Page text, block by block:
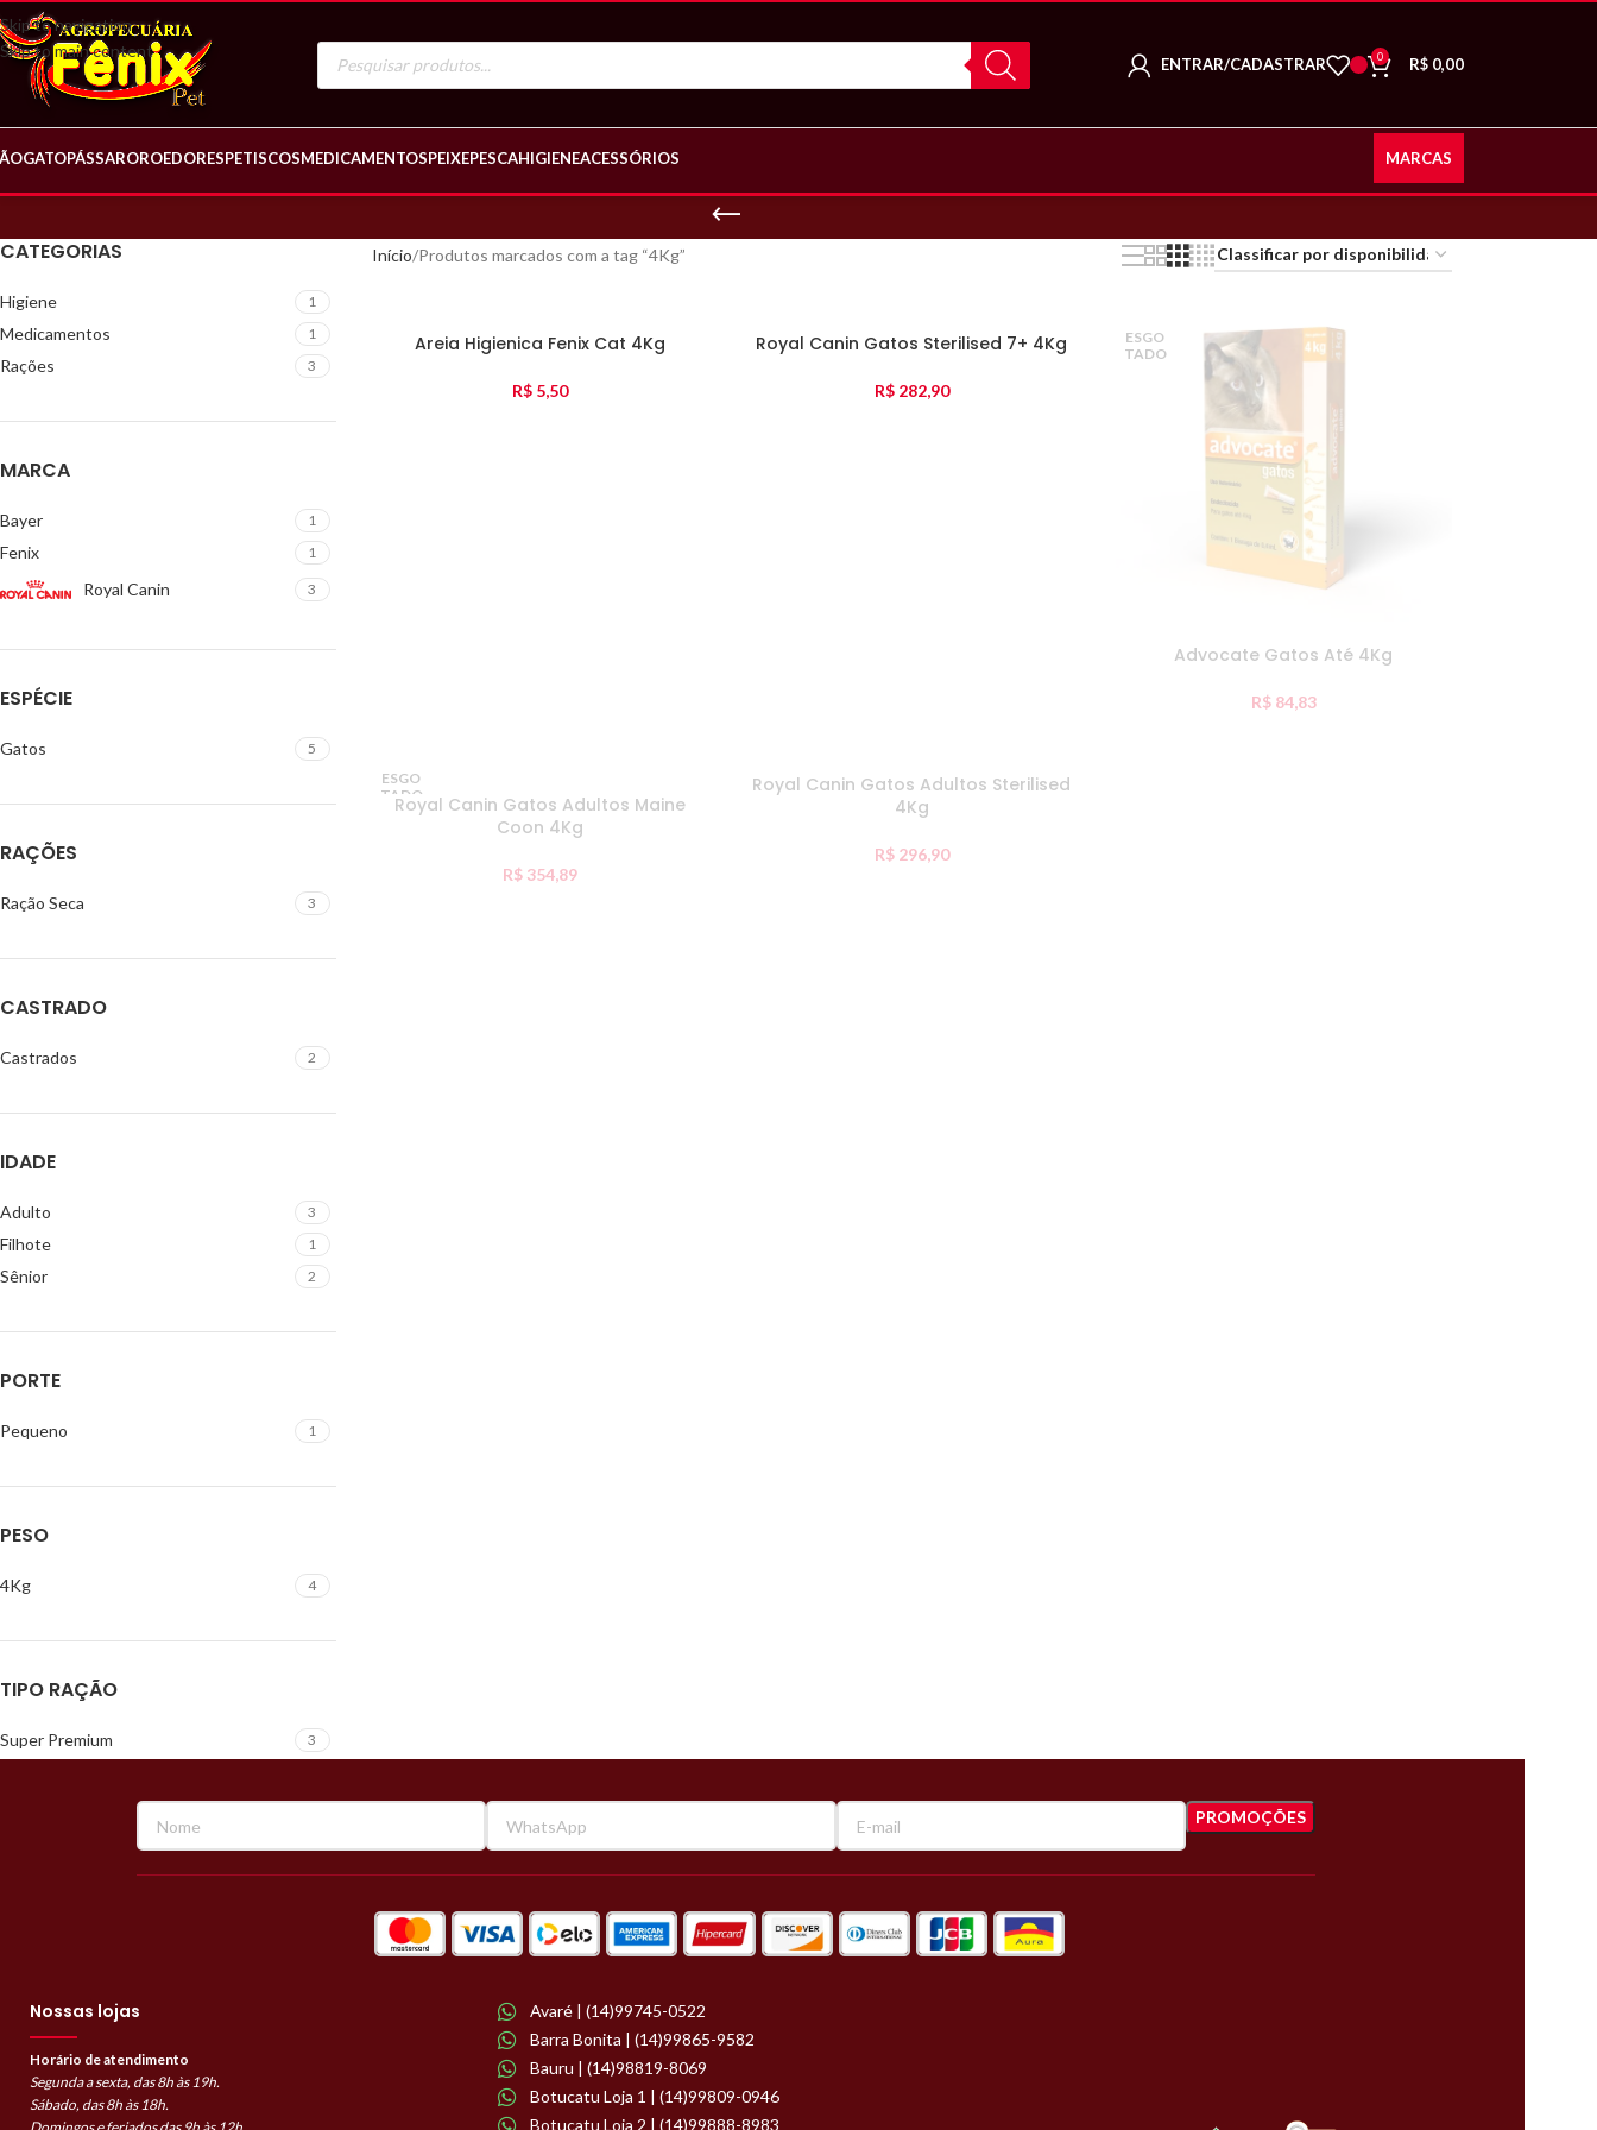
Skip to navigation
Skip to main content
ENTRAR/CADASTRAR 0 R$ 0,00
GATOPÁSSAROROEDORESPETISCOSMEDICAMENTOSPEIXEPESCAHIGIENEACESSÓRIOS MARCAS
CATEGORIAS
Higiene 1
Medicamentos 1
Rações 3
MARCA
Bayer 1
Fenix 1
Royal Canin 3
ESPÉCIE
Gatos 5
RAÇÕES
Ração Seca 3
CASTRADO
Castrados 2
IDADE
Adulto 3
Filhote 1
Sênior 2
PORTE
Pequeno 1
PESO
4Kg 4
TIPO RAÇÃO
Super Premium 3
Início Produtos marcados com a tag “4Kg”
Areia Higienica Fenix Cat 4Kg
R$5,50
Royal Canin Gatos Sterilised 7+ 4Kg
R$282,90
ESGO
TADO
Advocate Gatos Até 4Kg
R$84,83
ESGO
TADO
Royal Canin Gatos Adultos Maine
Coon 4Kg
R$354,89
ESGO
TADO
Royal Canin Gatos Adultos Sterilised
4Kg
R$296,90
Nossas lojas
Horário de atendimento
Segunda a sexta, das 8h às 19h.
Sábado, das 8h às 18h.
Avaré | (14)99745-0522
Barra Bonita | (14)99865-9582
Bauru | (14)98819-8069
Botucatu Loja 1 | (14)99809-0946
Botucatu Loja 2 | (14)99888-8983